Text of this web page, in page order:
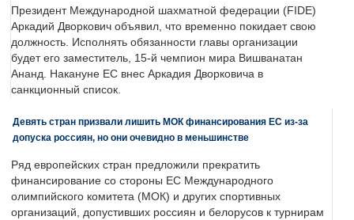
Президент Международной шахматной федерации (FIDE)
Аркадий Дворкович объявил, что временно покидает свою
должность. Исполнять обязанности главы организации
будет его заместитель, 15-й чемпион мира Вишванатан
Ананд. Накануне ЕС внес Аркадия Дворковича в
санкционный список.
Девять стран призвали лишить МОК финансирования ЕС из-за
допуска россиян, но они очевидно в меньшинстве
Ряд европейских стран предложили прекратить
финансирование со стороны ЕС Международного
олимпийского комитета (МОК) и других спортивных
организаций, допустивших россиян и белорусов к турнирам